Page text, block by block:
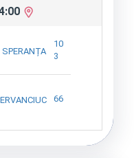
10
3
66